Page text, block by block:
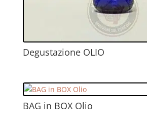
Degustazione OLIO
BAG in BOX Olio